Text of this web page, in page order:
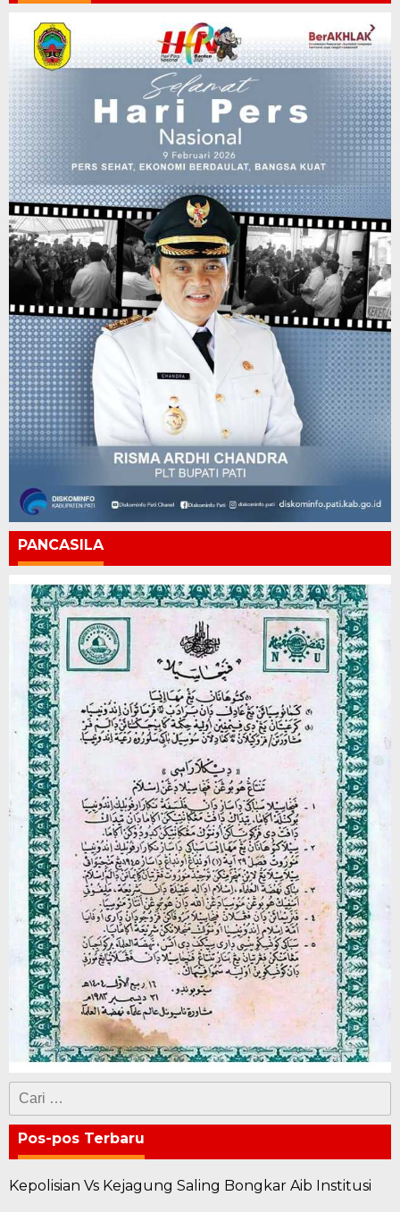
PANCASILA
Cari
untuk:
Pos-pos Terbaru
Kepolisian Vs Kejagung Saling Bongkar Aib Institusi